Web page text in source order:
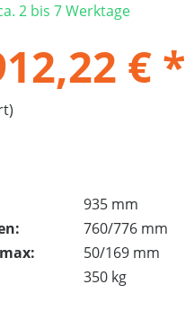
2 bis 7 Werktage
€ *
935 mm
760/776 mm
50/169 mm
350 kg